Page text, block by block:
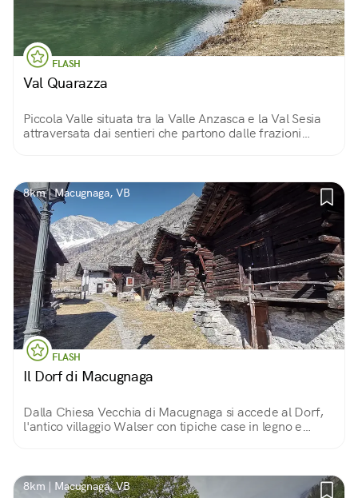
FLASH
Val Quarazza
Piccola Valle situata tra la Valle Anzasca e la Val Sesia
attraversata dai sentieri che partono dalle frazioni
8km | Macugnaga, VB
FLASH
Il Dorf di Macugnaga
Dalla Chiesa Vecchia di Macugnaga si accede al Dorf,
l'antico villaggio Walser con tipiche case in legno e
8km | Macugnaga, VB